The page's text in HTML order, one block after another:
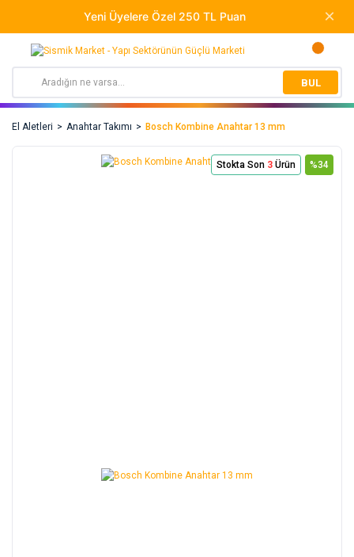
BUL
El Aletleri Anahtar Takımı Bosch Kombine Anahtar 13 mm
Stokta Son 3 Ürün %34